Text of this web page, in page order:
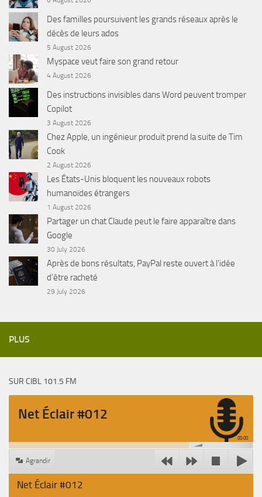
Des familles poursuivent les grands réseaux après le
décès de leurs ados
5 August 2026
Myspace veut faire son grand retour
4 August 2026
Des instructions invisibles dans Word peuvent tromper
Copilot
3 August 2026
Chez Apple, un ingénieur produit prend la suite de Tim
Cook
2 August 2026
Les États-Unis bloquent les nouveaux robots
humanoïdes étrangers
1 August 2026
Partager un chat Claude peut le faire apparaître dans
Google
30 July 2026
Après de bons résultats, PayPal reste ouvert à l’idée
d’être racheté
29 July 2026
PLUS
SUR CIBL 101.5 FM
Net Éclair #012
00:00
Agrandir
Net Éclair #012